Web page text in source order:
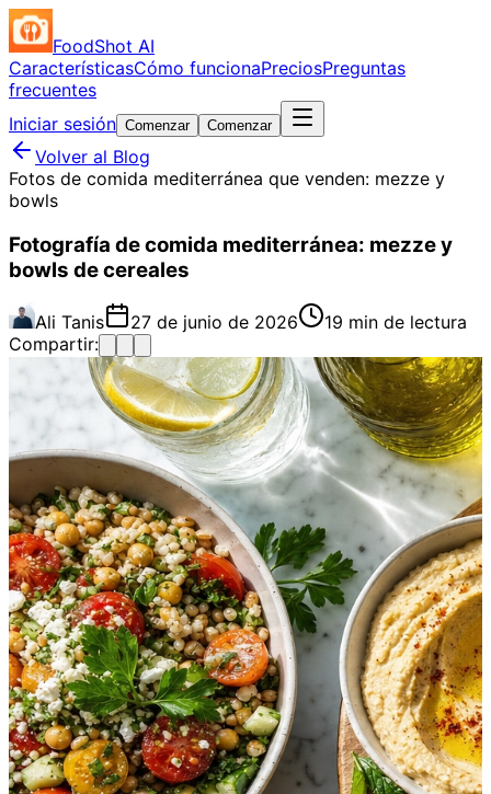
FoodShot AI
CaracterísticasCómo funcionaPreciosPreguntas
frecuentes
Iniciar sesión Comenzar Comenzar
Volver al Blog
Fotos de comida mediterránea que venden: mezze y
bowls
Fotografía de comida mediterránea: mezze y
bowls de cereales
Ali Tanis 27 de junio de 2026
19 min de lectura
Compartir: